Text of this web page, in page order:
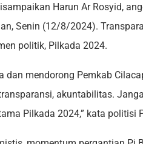
Harun Ar Rosyid,
Senin (12/8/2024).
politik, Pilkada 2024.
dan mendorong Pemkab
akuntabilitas.
Pilkada 2024,” kata politisi